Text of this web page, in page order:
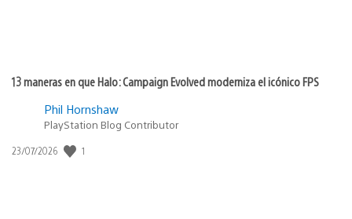
13 maneras en que Halo: Campaign Evolved moderniza el icónico FPS
Phil Hornshaw
PlayStation Blog Contributor
Fecha
23/07/2026 1